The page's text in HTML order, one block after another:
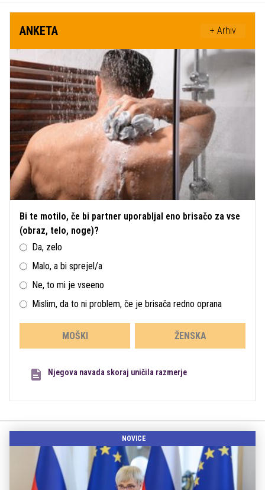
ANKETA + Arhiv
Bi te motilo, če bi partner uporabljal eno brisačo za vse
(obraz, telo, noge)?
Da, zelo
Malo, a bi sprejel/a
Ne, to mi je vseeno
Mislim, da to ni problem, če je brisača redno oprana
MOŠKI ŽENSKA
Njegova navada skoraj uničila razmerje
NOVICE